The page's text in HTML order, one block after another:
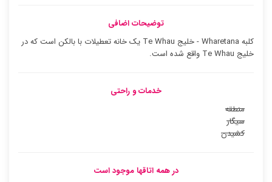
توضیحات اضافی
کلبه Wharetana - خلیج Te Whau یک خانه تعطیلات با بالکن است که در
خلیج Te Whau واقع شده است.
خدمات و راحتی
منطقه
سیگار
کشیدن
در همه اتاقها موجود است